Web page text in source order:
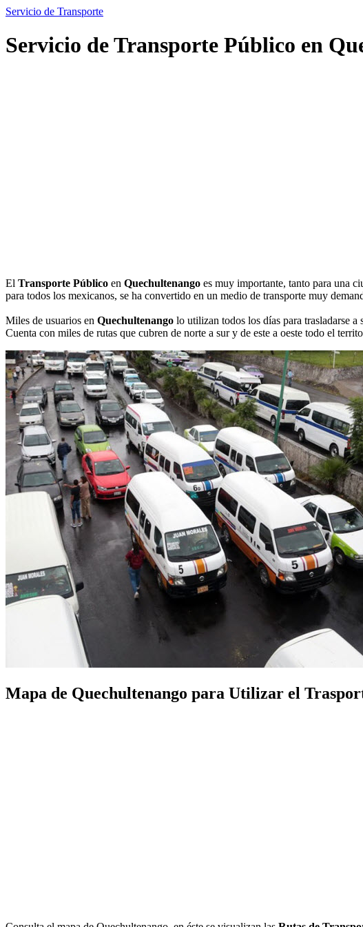
Servicio de Transporte
Servicio de Transporte Público en
El Transporte Público en Quechultenango es muy importante, tanto para una
para todos los mexicanos, se ha convertido en un medio de transporte muy
Miles de usuarios en Quechultenango lo utilizan todos los días para trasladarse
Cuenta con miles de rutas que cubren de norte a sur y de este a oeste todo el
Mapa de Quechultenango para Utilizar el